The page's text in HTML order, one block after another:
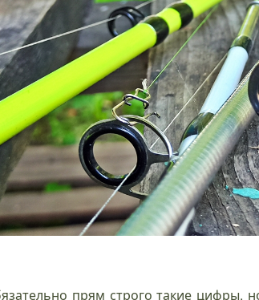
прям строго такие цифры,
Такая
простая,
не
простая
2017
Топ-100
любимых
приманок.
Вращающиеся
СЕКРЕТ
или о
звучания
2019